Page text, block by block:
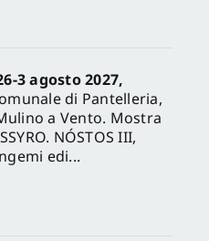
3 agosto 2027,
di Pantelleria,
a Vento. Mostra
NÓSTOS III,
edi...